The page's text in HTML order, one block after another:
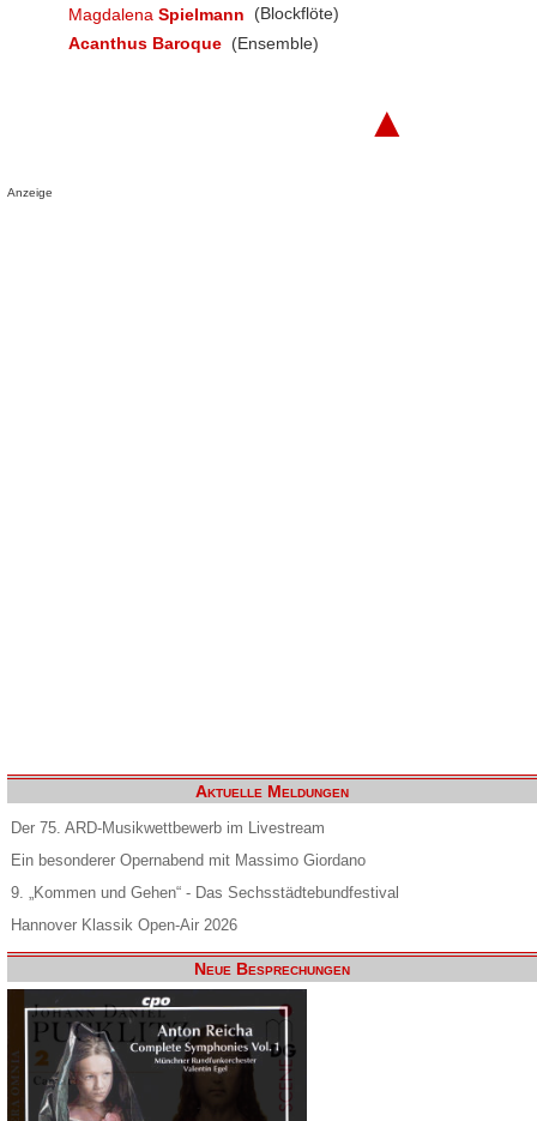
Magdalena Spielmann
(Blockflöte)
Acanthus Baroque (Ensemble)
▲
Anzeige
Aktuelle Meldungen
Der 75. ARD-Musikwettbewerb im Livestream
Ein besonderer Opernabend mit Massimo Giordano
9. „Kommen und Gehen“ - Das Sechsstädtebundfestival
Hannover Klassik Open-Air 2026
Neue Besprechungen